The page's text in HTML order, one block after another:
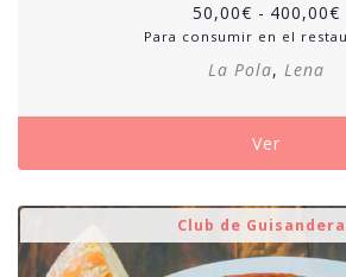
50,00€ - 400,00€
Para consumir en el
La Pola, Lena
Ver
Club de